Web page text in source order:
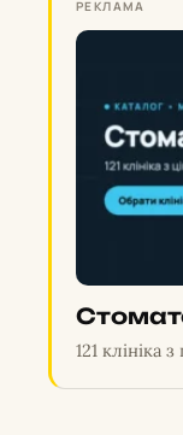
РЕКЛАМА
121 клініка